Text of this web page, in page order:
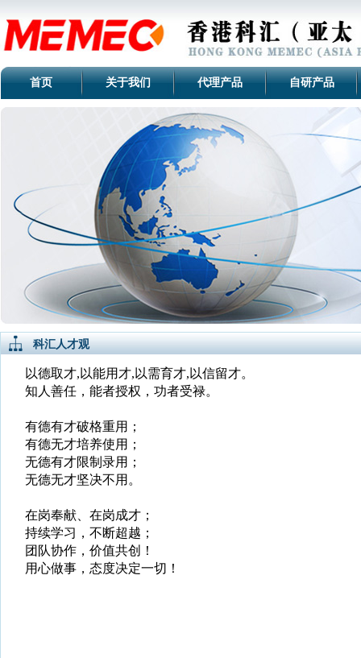
首页 关于我们 代理产品 自研产品
科汇人才观
以德取才,以能用才,以需育才,以信留才。
知人善任，能者授权，功者受禄。
有德有才破格重用；
有德无才培养使用；
无德有才限制录用；
无德无才坚决不用。
在岗奉献、在岗成才；
持续学习，不断超越；
团队协作，价值共创！
用心做事，态度决定一切！